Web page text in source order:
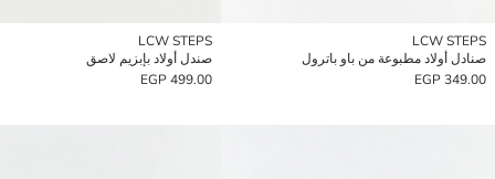
LCW STEPS
صنادل أولاد مطبوعة من باو باترول
349.00 EGP
LCW STEPS
صندل أولاد بإبزيم لاصق
499.00 EGP